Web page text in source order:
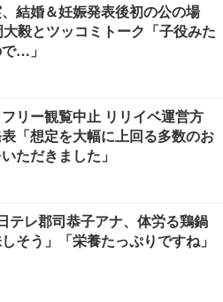
結婚＆妊娠発表後初の公の場
毅とツッコミトーク「子役みた
…」
リー観覧中止 リリイベ運営方
「想定を大幅に上回る多数のお
ただきました」
テレ郡司恭子アナ、体労る鶏鍋
そう」「栄養たっぷりですね」